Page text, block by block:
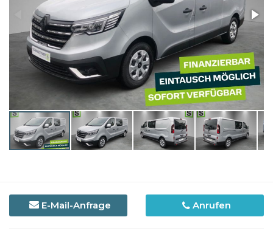
E-Mail-Anfrage Anrufen